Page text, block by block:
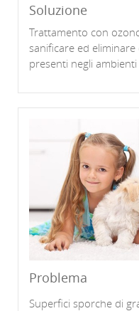
Soluzione
Trattamento con
sanificare ed
presenti negli ambienti
Problema
Superfici sporche di